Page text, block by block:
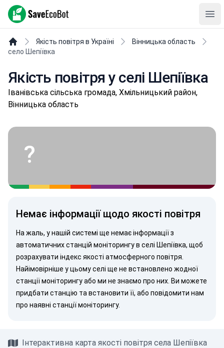
SaveEcoBot
Якість повітря в Україні
Вінницька область
село Шепіївка
Якість повітря у селі Шепіївка
Івaнівськa сільська громада, Хмільницький район,
Вінницька область
?
Немає інформації щодо якості повітря
На жаль, у нашій системі ще немає інформації з
автоматичних станцій моніторингу в селі Шепіївка, щоб
розрахувати індекс якості атмосферного повітря.
Найімовірніше у цьому селі ще не встановлено жодної
станції моніторингу або ми не знаємо про них. Ви можете
придбати станцію та встановити її, або повідомити нам
про наявні станції моніторингу.
Інтерактивна карта якості повітря села Шепіївка